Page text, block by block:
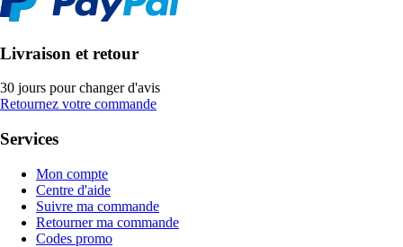
Livraison et retour
30 jours pour changer d'avis
Retournez votre commande
Services
Mon compte
Centre d'aide
Suivre ma commande
Retourner ma commande
Codes promo